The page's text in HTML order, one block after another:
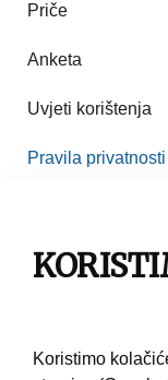
Priče
Anketa
Uvjeti korištenja
Pravila privatnosti
Pravila korištenja
Koristimo